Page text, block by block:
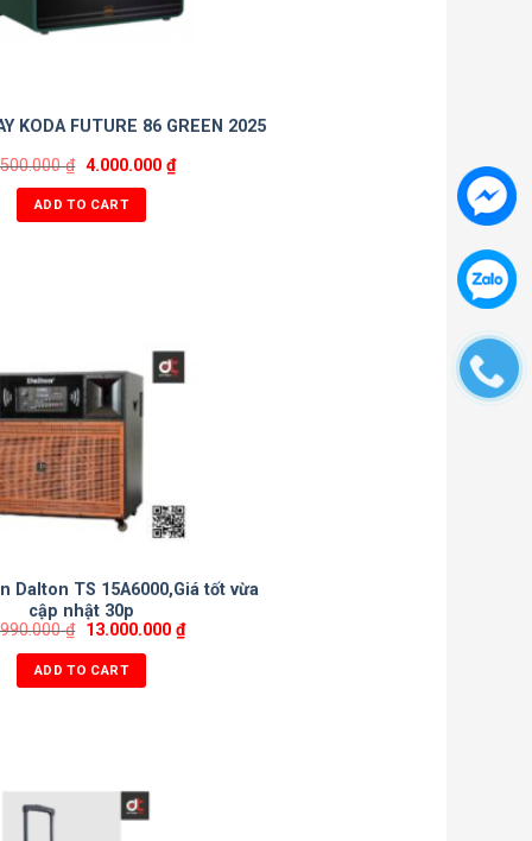
KODA FUTURE 86 GREEN 2025
₫ 4.000.000 ₫
ADD TO CART
Dalton TS 15A6000,Giá tốt vừa
cập nhật 30p
₫ 13.000.000 ₫
ADD TO CART